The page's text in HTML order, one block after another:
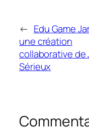
← Edu Game
une création
collaborative de
Sérieux